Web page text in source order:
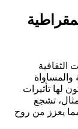
الثقافية
والمساواة
لها تأثيرات
تشجع
يعزز من روح